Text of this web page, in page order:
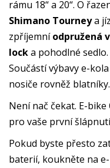
rámu 18“ a 20“. O
Shimano Tourneya
zpříjemníodpružená
locka pohodlné
Součástí výbavy e-
nosiče rovněž blatníky.
Není nač čekat. E-
pro vaše první
Pokud byste přesto
baterií, koukněte na